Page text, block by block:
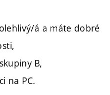
á a máte dobré
B,
na PC.